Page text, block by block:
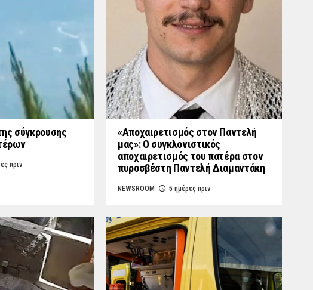
σύγκρουσης
πριν
«Aποχαιρετισμός στον Παντελή
μας»: Ο συγκλονιστικός
αποχαιρετισμός του πατέρα στον
πυροσβέστη Παντελή Διαμαντάκη
NEWSROOM 5 ημέρες πριν